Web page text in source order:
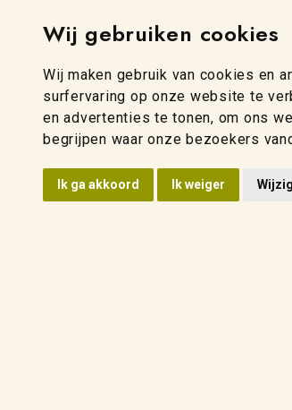
Wij gebruiken cookies
Wij maken gebruik van cookies en
surfervaring op onze website te
en advertenties te tonen, om ons
begrijpen waar onze bezoekers
Ik ga akkoord Ik weiger